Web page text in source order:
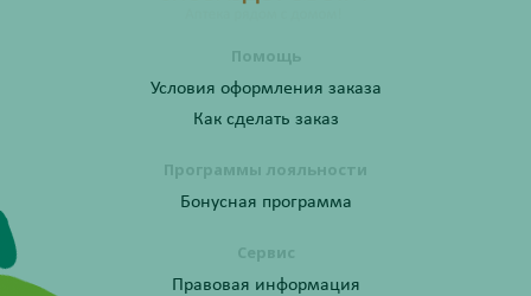
Помощь
Условия оформления заказа
Как сделать заказ
Программы лояльности
Бонусная программа
Сервис
Правовая информация